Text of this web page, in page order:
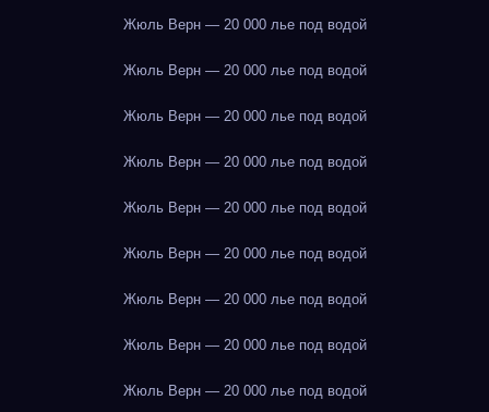
Жюль Верн — 20 000 лье под водой
Жюль Верн — 20 000 лье под водой
Жюль Верн — 20 000 лье под водой
Жюль Верн — 20 000 лье под водой
Жюль Верн — 20 000 лье под водой
Жюль Верн — 20 000 лье под водой
Жюль Верн — 20 000 лье под водой
Жюль Верн — 20 000 лье под водой
Жюль Верн — 20 000 лье под водой